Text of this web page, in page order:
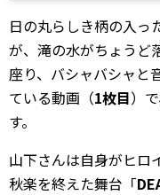
日の丸らしき柄の入っ
が、滝の水がちょうど
座り、バシャバシャと
ている動画（1枚目）
す。
山下さんは自身がヒロ
秋楽を終えた舞台「